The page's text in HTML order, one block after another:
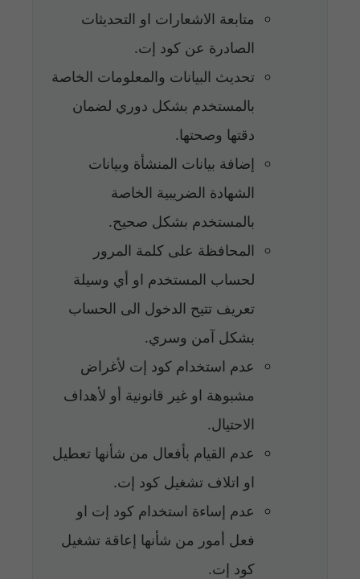
متابعة الاشعارات او التحديثات
الصادرة عن كود إت.
تحديث البيانات والمعلومات الخاصة
بالمستخدم بشكل دوري لضمان
دقتها وصحتها.
إضافة بيانات المنشأة وبيانات
الشهادة الضريبية الخاصة
بالمستخدم بشكل صحيح.
المحافظة على كلمة المرور
لحساب المستخدم او أي وسيلة
تعريف تتيح الدخول الى الحساب
بشكل آمن وسري.
عدم استخدام كود إت لأغراض
مشبوهة او غير قانونية أو لأهداف
الاحتيال.
عدم القيام بأفعال من شأنها تعطيل
او اتلاف تشغيل كود إت.
عدم إساءة استخدام كود إت او
فعل أمور من شأنها إعاقة تشغيل
كود إت.